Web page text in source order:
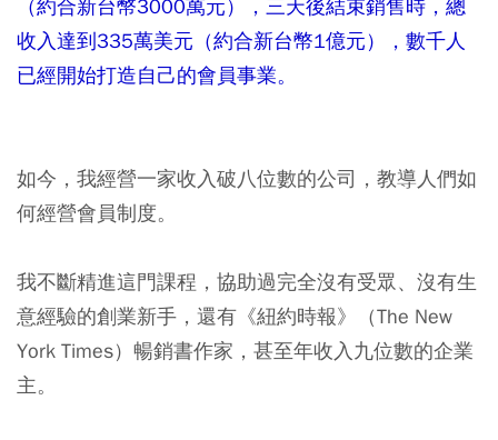
（約合新台幣3000萬元），三天後結束銷售時，總
收入達到335萬美元（約合新台幣1億元），數千人
已經開始打造自己的會員事業。
如今，我經營一家收入破八位數的公司，教導人們如
何經營會員制度。
我不斷精進這門課程，協助過完全沒有受眾、沒有生
意經驗的創業新手，還有《紐約時報》（The New
York Times）暢銷書作家，甚至年收入九位數的企業
主。